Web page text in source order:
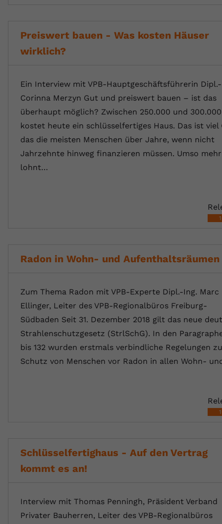
Preiswert bauen - Was kosten Häuser
wirklich?
Ein Interview mit VPB-Hauptgeschäftsführerin
Corinna Merzyn Gut und preiswert bauen – ist das
überhaupt möglich? Zwischen 250.000 und
kostet heute ein schlüsselfertiges Haus. Das ist viel
das die meisten Menschen über Jahre, wenn nicht
Jahrzehnte hinweg finanzieren müssen. Umso mehr
lohnt…
Radon in Wohn- und Aufenthaltsräumen
Zum Thema Radon mit VPB-Experte Dipl.-Ing. Marc
Ellinger, Leiter des VPB-Regionalbüros Freiburg-
Südbaden Seit 31. Dezember 2018 gilt das neue
Strahlenschutzgesetz (StrlSchG). In den
bis 132 wurden erstmals verbindliche Regelungen
Schutz von Menschen vor Radon in allen Wohn-
Schlüsselfertighaus - Auf den Vertrag
kommt es an!
Interview mit Thomas Penningh, Präsident Verband
Privater Bauherren, Leiter des VPB-Regionalbüros